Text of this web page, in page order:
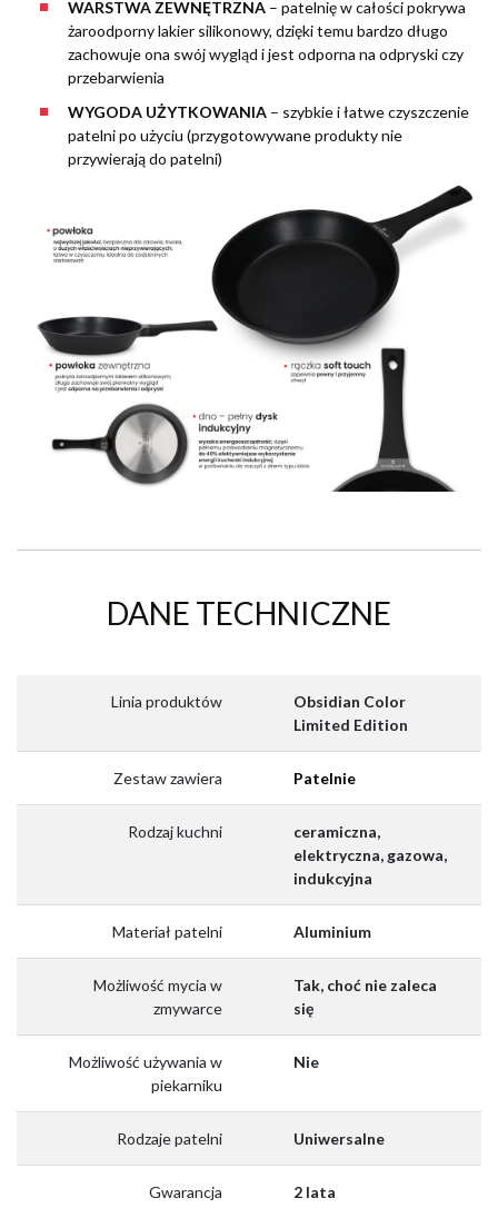
WARSTWA ZEWNĘTRZNA – patelnię w całości pokrywa
żaroodporny lakier silikonowy, dzięki temu bardzo długo
zachowuje ona swój wygląd i jest odporna na odpryski czy
przebarwienia
WYGODA UŻYTKOWANIA – szybkie i łatwe czyszczenie
patelni po użyciu (przygotowywane produkty nie
przywierają do patelni)
DANE TECHNICZNE
Linia produktów
Obsidian Color
Limited Edition
Zestaw zawiera Patelnie
Rodzaj kuchni
ceramiczna,
elektryczna, gazowa,
indukcyjna
Materiał patelni Aluminium
Możliwość mycia w
zmywarce
Tak, choć nie zaleca
się
Możliwość używania w
piekarniku
Nie
Rodzaje patelni Uniwersalne
Gwarancja 2 lata